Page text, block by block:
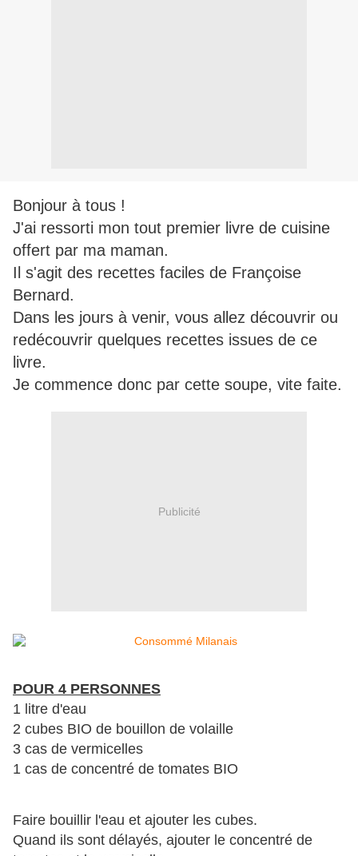
Bonjour à tous !
J'ai ressorti mon tout premier livre de cuisine
offert par ma maman.
Il s'agit des recettes faciles de Françoise
Bernard.
Dans les jours à venir, vous allez découvrir ou
redécouvrir quelques recettes issues de ce
livre.
Je commence donc par cette soupe, vite faite.
Publicité
POUR 4 PERSONNES
1 litre d'eau
2 cubes BIO de bouillon de volaille
3 cas de vermicelles
1 cas de concentré de tomates BIO
Faire bouillir l'eau et ajouter les cubes.
Quand ils sont délayés, ajouter le concentré de